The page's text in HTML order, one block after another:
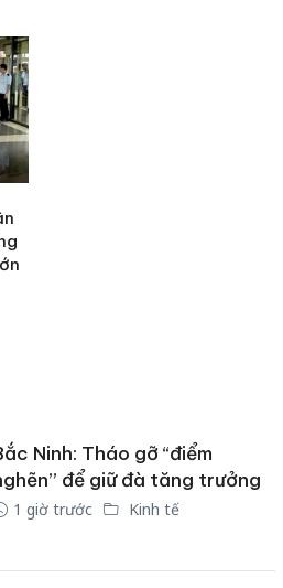
Ninh: Tháo gỡ “điểm
để giữ đà tăng trưởng
1 giờ trước Kinh tế